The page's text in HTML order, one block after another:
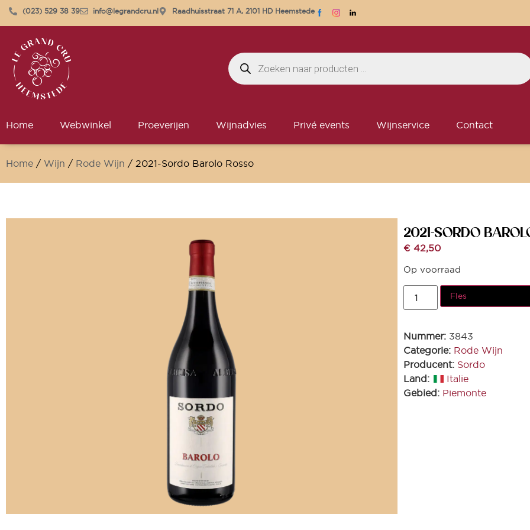
(023) 529 38 39 info@legrandcru.nl Raadhuisstraat 71 A, 2101 HD Heemstede
Home Webwinkel Proeverijen Wijnadvies Privé events Wijnservice Contact
Home / Wijn / Rode Wijn / 2021-Sordo Barolo Rosso
2021-SORDO
€ 42,50
Op voorraad
Fles
Nummer: 3843
Categorie: Rode Wijn
Producent: Sordo
Land:
Italie
Gebied: Piemonte